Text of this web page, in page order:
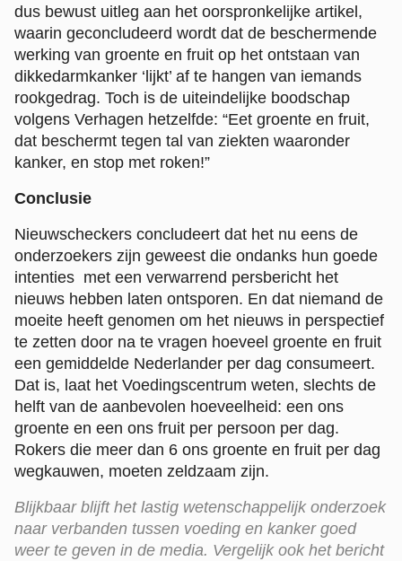
dus bewust uitleg aan het oorspronkelijke artikel,
waarin geconcludeerd wordt dat de beschermende
werking van groente en fruit op het ontstaan van
dikkedarmkanker ‘lijkt’ af te hangen van iemands
rookgedrag. Toch is de uiteindelijke boodschap
volgens Verhagen hetzelfde: “Eet groente en fruit,
dat beschermt tegen tal van ziekten waaronder
kanker, en stop met roken!”
Conclusie
Nieuwscheckers concludeert dat het nu eens de
onderzoekers zijn geweest die ondanks hun goede
intenties met een verwarrend persbericht het
nieuws hebben laten ontsporen. En dat niemand de
moeite heeft genomen om het nieuws in perspectief
te zetten door na te vragen hoeveel groente en fruit
een gemiddelde Nederlander per dag consumeert.
Dat is, laat het Voedingscentrum weten, slechts de
helft van de aanbevolen hoeveelheid: een ons
groente en een ons fruit per persoon per dag.
Rokers die meer dan 6 ons groente en fruit per dag
wegkauwen, moeten zeldzaam zijn.
Blijkbaar blijft het lastig wetenschappelijk onderzoek
naar verbanden tussen voeding en kanker goed
weer te geven in de media. Vergelijk ook het bericht